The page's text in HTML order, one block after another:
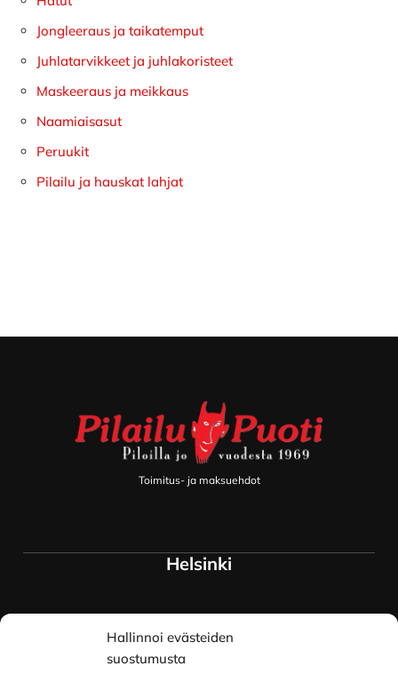
Hallinnoi evästeiden
suostumusta
Jongleeraus ja taikatemput
Juhlatarvikkeet ja juhlakoristeet
Maskeeraus ja meikkaus
Naamiaisasut
Peruukit
Pilailu ja hauskat lahjat
Toimitus- ja maksuehdot
Helsinki
Myymälä ja keskusvarasto
Siltavuorenranta 18
00170 Helsinki